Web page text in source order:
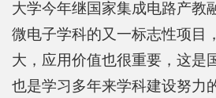
台
地
大学今年继国家集成电路产教
微电子学科的又一标志性项目
大，应用价值也很重要，这是
也是学习多年来学科建设努力